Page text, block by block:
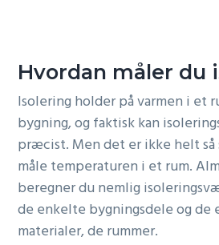
Hvordan måler du
Isolering holder på varmen i et
bygning, og faktisk kan
præcist. Men det er ikke helt så
måle temperaturen i et rum.
beregner du nemlig
de enkelte bygningsdele og de
materialer, de rummer.